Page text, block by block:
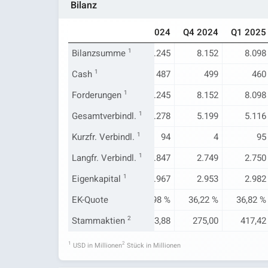
Bilanz
Q3 2024 Q4 2024
Q1 2025
Bilanzsumme 1
7.192 7.961 8.245 8.152
8.098
Cash 1
247 487 499
460
Forderungen 1
7.192 7.961 8.245 8.152
8.098
Gesamtverbindl. 1
4.891 5.126 5.278 5.199
5.116
Kurzfr. Verbindl. 1
180 86 94 4
95
Langfr. Verbindl. 1
2.624 2.844 2.847 2.749
2.750
Eigenkapital 1
2.301 2.835 2.967 2.953
2.982
EK-Quote
31,99 % 35,61 % 35,98 % 36,22 %
36,82 %
Stammaktien 2
374,62 413,59 413,88 275,00 417,42
1 USD in Millionen2 Stück in Millionen